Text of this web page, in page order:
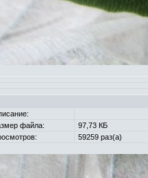
файла:
97,73 КБ
59259 раз(а)